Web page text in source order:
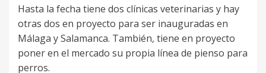
Hasta la fecha tiene dos clínicas veterinarias y hay
otras dos en proyecto para ser inauguradas en
Málaga y Salamanca. También, tiene en proyecto
poner en el mercado su propia línea de pienso para
perros.